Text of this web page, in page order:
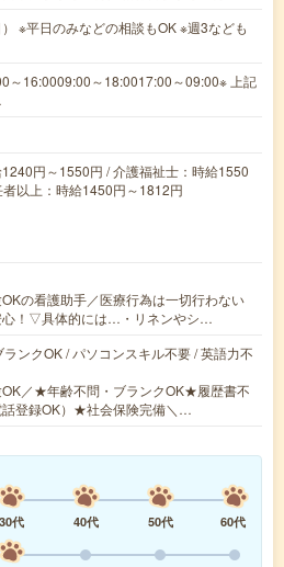
※平日のみなどの相談もOK ※週3なども
～16:0009:00～18:0017:00～09:00※ 上記
円～1550円 / 介護福祉士：時給1550
以上：時給1450円～1812円
の看護助手／医療行為は一切行わない
心！▽具体的には…・リネンやシ…
ンクOK / パソコンスキル不要 / 英語力不
OK／★年齢不問・ブランクOK★履歴書不
話登録OK）★社会保険完備＼…
30代 40代 50代
60代